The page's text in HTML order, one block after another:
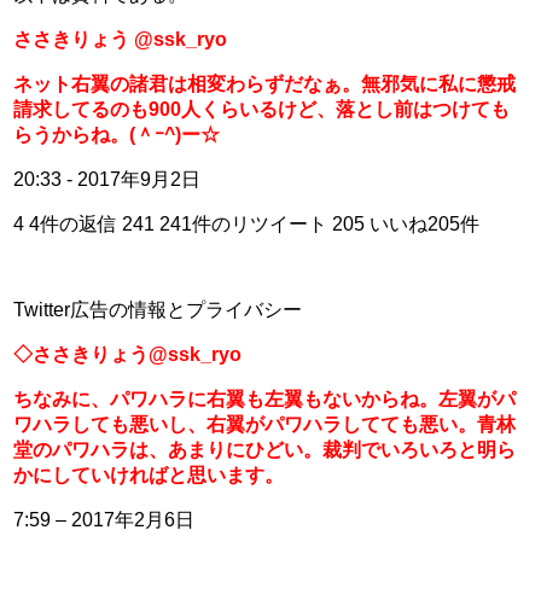
ささきりょう @ssk_ryo
ネット右翼の諸君は相変わらずだなぁ。無邪気に私に懲戒
請求してるのも900人くらいるけど、落とし前はつけても
らうからね。(＾ｰ^)ー☆
20:33 - 2017年9月2日
4 4件の返信 241 241件のリツイート 205 いいね205件
Twitter広告の情報とプライバシー
◇ささきりょう@ssk_ryo
ちなみに、パワハラに右翼も左翼もないからね。左翼がパ
ワハラしても悪いし、右翼がパワハラしてても悪い。青林
堂のパワハラは、あまりにひどい。裁判でいろいろと明ら
かにしていければと思います。
7:59 – 2017年2月6日